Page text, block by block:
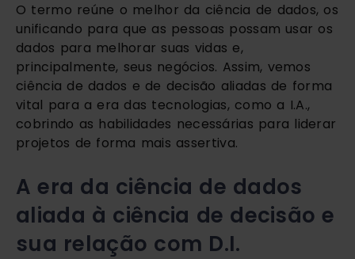
O termo reúne o melhor da ciência de dados, os
unificando para que as pessoas possam usar os
dados para melhorar suas vidas e,
principalmente, seus negócios. Assim, vemos
ciência de dados e de decisão aliadas de forma
vital para a era das tecnologias, como a I.A.,
cobrindo as habilidades necessárias para liderar
projetos de forma mais assertiva.
A era da ciência de dados
aliada à ciência de decisão e
sua relação com D.I.